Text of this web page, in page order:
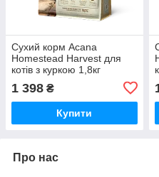
Сухий корм Acana
Homestead Harvest для
котів з куркою 1,8кг
1 398 ₴
Купити
Про нас